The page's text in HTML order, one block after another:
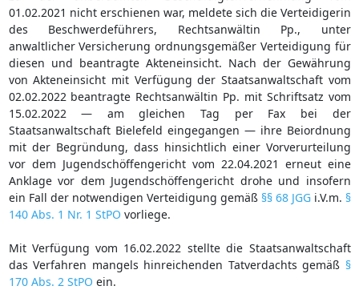
01.02.2021 nicht erschienen war, meldete sich die Verteidigerin
des Beschwerdeführers, Rechtsanwältin Pp., unter
anwaltlicher Versicherung ordnungsgemäßer Verteidigung für
diesen und beantragte Akteneinsicht. Nach der Gewährung
von Akteneinsicht mit Verfügung der Staatsanwaltschaft vom
02.02.2022 beantragte Rechtsanwältin Pp. mit Schriftsatz vom
15.02.2022 — am gleichen Tag per Fax bei der
Staatsanwaltschaft Bielefeld eingegangen — ihre Beiordnung
mit der Begründung, dass hinsichtlich einer Vorverurteilung
vor dem Jugendschöffengericht vom 22.04.2021 erneut eine
Anklage vor dem Jugendschöffengericht drohe und insofern
ein Fall der notwendigen Verteidigung gemäß §§ 68 JGGi.V.m. §
140 Abs. 1 Nr. 1 StPO vorliege.
Mit Verfügung vom 16.02.2022 stellte die Staatsanwaltschaft
das Verfahren mangels hinreichenden Tatverdachts gemäß §
170 Abs. 2 StPO ein.